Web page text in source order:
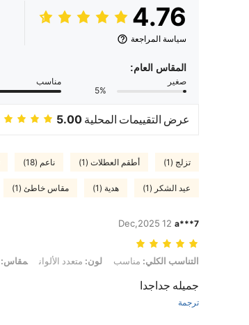
4.76
سياسة المراجعة
المقاس العام:
صغير
5%
مناسب
عرض التقييمات المحلية 5.00
تزلج (1) أطقم العطلات (1) ناعم (18)
عيد الشكر (1) هدية (1) مقاس خاطئ (1)
a***7
12 Dec,2025
التناسب الكلي: مناسب, لون: متعدد الألوان, مقاس: 150*200
التناسب الكلي: مناسب لون: متعدد الألوان مقاس:
جميله جداجدا
ترجمة